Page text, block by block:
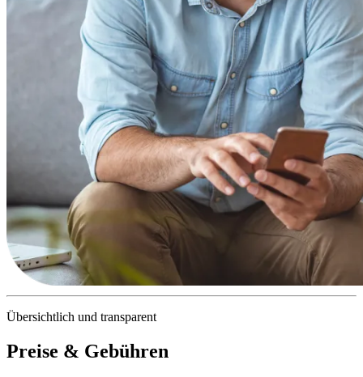
Übersichtlich und transparent
Preise & Gebühren